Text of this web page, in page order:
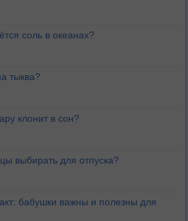
соль в океанах?
тыква?
клонит в сон?
выбирать для отпуска?
бабушки важны и полезны для